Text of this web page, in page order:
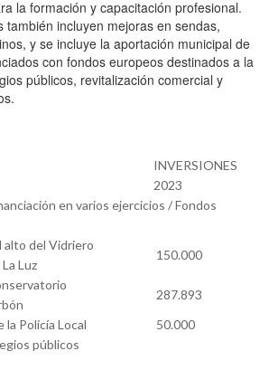
la formación y capacitación profesional.
también incluyen mejoras en sendas,
y se incluye la aportación municipal de
con fondos europeos destinados a la
públicos, revitalización comercial y
INVERSIONES
2023
en varios ejercicios / Fondos
alto del Vidriero
Luz
150.000
287.893
la Policía Local
50.000
públicos